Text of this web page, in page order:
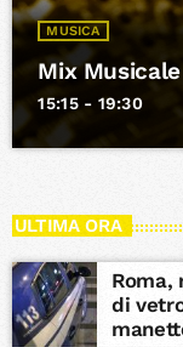
MUSICA
Mix Musicale
15:15 - 19:30
ULTIMA ORA
Roma,
di